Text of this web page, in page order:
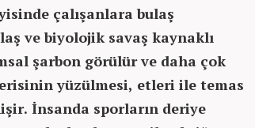
çalışanlara bulaş
ve biyolojik savaş kaynaklı
şarbon görülür ve daha çok
yüzülmesi, etleri ile temas
İnsanda sporların deriye